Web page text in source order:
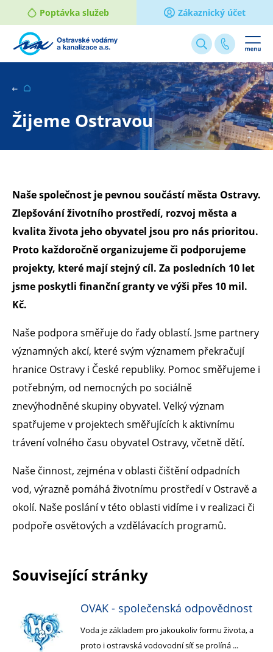
Poptávka služeb Zákaznický účet
Webové
stránky
míru
Žijeme Ostravou
Naše společnost je pevnou součástí města Ostravy.
Zlepšování životního prostředí, rozvoj města a
kvalita života jeho obyvatel jsou pro nás prioritou.
Proto každoročně organizujeme či podporujeme
projekty, které mají stejný cíl. Za posledních 10 let
jsme poskytli finanční granty ve výši přes 10 mil.
Kč.
Naše podpora směřuje do řady oblastí. Jsme partnery
významných akcí, které svým významem překračují
hranice Ostravy i České republiky. Pomoc směřujeme i
potřebným, od nemocných po sociálně
znevýhodněné skupiny obyvatel. Velký význam
spatřujeme v projektech směřujících k aktivnímu
trávení volného času obyvatel Ostravy, včetně dětí.
Naše činnost, zejména v oblasti čištění odpadních
vod, výrazně pomáhá životnímu prostředí v Ostravě a
okolí. Naše poslání v této oblasti vidíme i v realizaci či
podpoře osvětových a vzdělávacích programů.
Související stránky
OVAK - společenská odpovědnost
Voda je základem pro jakoukoliv formu života, a
proto i ostravská vodovodní síť se prolíná ...